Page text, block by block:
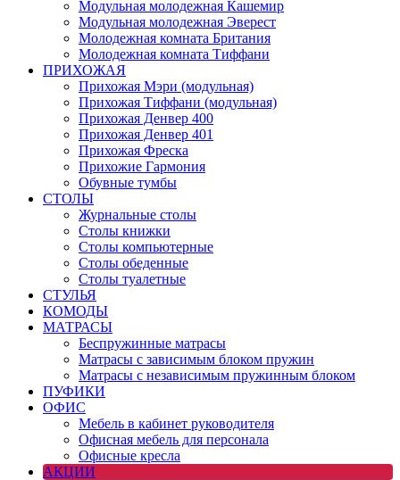
Модульная молодежная Кашемир
Модульная молодежная Эверест
Молодежная комната Британия
Молодежная комната Тиффани
ПРИХОЖАЯ
Прихожая Мэри (модульная)
Прихожая Тиффани (модульная)
Прихожая Денвер 400
Прихожая Денвер 401
Прихожая Фреска
Прихожие Гармония
Обувные тумбы
СТОЛЫ
Журнальные столы
Столы книжки
Столы компьютерные
Столы обеденные
Столы туалетные
СТУЛЬЯ
КОМОДЫ
МАТРАСЫ
Беспружинные матрасы
Матрасы с зависимым блоком пружин
Матрасы с независимым пружинным блоком
ПУФИКИ
ОФИС
Мебель в кабинет руководителя
Офисная мебель для персонала
Офисные кресла
АКЦИИ